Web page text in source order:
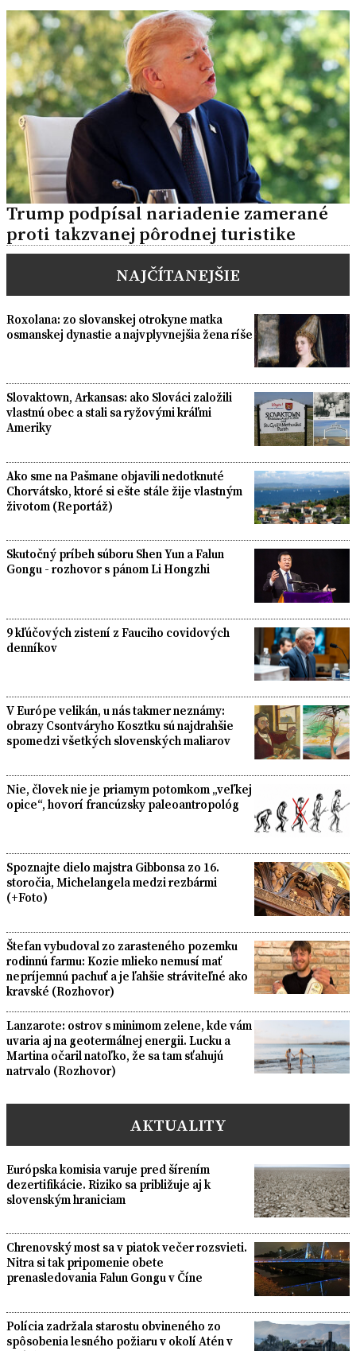
Trump podpísal nariadenie zamerané
proti takzvanej pôrodnej turistike
NAJČÍTANEJŠIE
Roxolana: zo slovanskej otrokyne matka
osmanskej dynastie a najvplyvnejšia žena ríše
Slovaktown, Arkansas: ako Slováci založili
vlastnú obec a stali sa ryžovými kráľmi
Ameriky
Ako sme na Pašmane objavili nedotknuté
Chorvátsko, ktoré si ešte stále žije vlastným
životom (Reportáž)
Skutočný príbeh súboru Shen Yun a Falun
Gongu - rozhovor s pánom Li Hongzhi
9 kľúčových zistení z Fauciho covidových
denníkov
V Európe velikán, u nás takmer neznámy:
obrazy Csontváryho Kosztku sú najdrahšie
spomedzi všetkých slovenských maliarov
Nie, človek nie je priamym potomkom „veľkej
opice“, hovorí francúzsky paleoantropológ
Spoznajte dielo majstra Gibbonsa zo 16.
storočia, Michelangela medzi rezbármi
(+Foto)
Štefan vybudoval zo zarasteného pozemku
rodinnú farmu: Kozie mlieko nemusí mať
nepríjemnú pachuť a je ľahšie stráviteľné ako
kravské (Rozhovor)
Lanzarote: ostrov s minimom zelene, kde vám
uvaria aj na geotermálnej energii. Lucku a
Martina očaril natoľko, že sa tam sťahujú
natrvalo (Rozhovor)
AKTUALITY
Európska komisia varuje pred šírením
dezertifikácie. Riziko sa približuje aj k
slovenským hraniciam
Chrenovský most sa v piatok večer rozsvieti.
Nitra si tak pripomenie obete
prenasledovania Falun Gongu v Číne
Polícia zadržala starostu obvineného zo
spôsobenia lesného požiaru v okolí Atén v